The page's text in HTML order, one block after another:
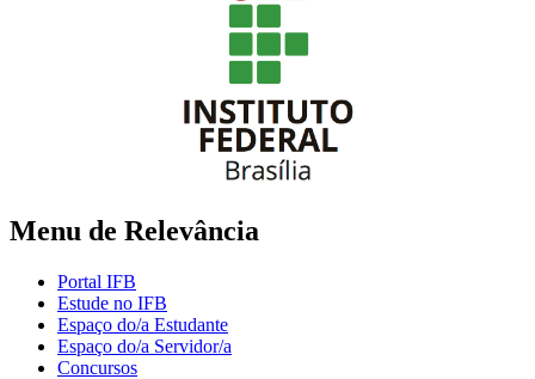
Menu de Relevância
Portal IFB
Estude no IFB
Espaço do/a Estudante
Espaço do/a Servidor/a
Concursos